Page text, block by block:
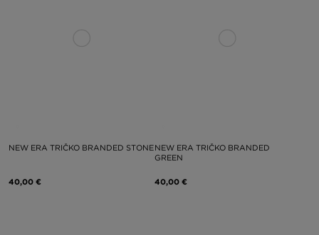
NEW ERA TRIČKO BRANDED STONE
40,00 €
NEW ERA TRIČKO BRANDED
GREEN
40,00 €